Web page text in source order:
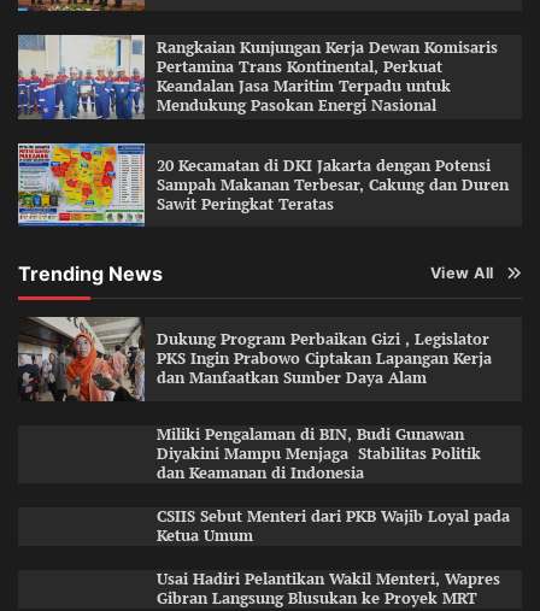
Rangkaian Kunjungan Kerja Dewan Komisaris
Pertamina Trans Kontinental, Perkuat
Keandalan Jasa Maritim Terpadu untuk
Mendukung Pasokan Energi Nasional
20 Kecamatan di DKI Jakarta dengan Potensi
Sampah Makanan Terbesar, Cakung dan Duren
Sawit Peringkat Teratas
Trending News View All
Dukung Program Perbaikan Gizi , Legislator
PKS Ingin Prabowo Ciptakan Lapangan Kerja
dan Manfaatkan Sumber Daya Alam
Miliki Pengalaman di BIN, Budi Gunawan
Diyakini Mampu Menjaga Stabilitas Politik
dan Keamanan di Indonesia
CSIIS Sebut Menteri dari PKB Wajib Loyal pada
Ketua Umum
Usai Hadiri Pelantikan Wakil Menteri, Wapres
Gibran Langsung Blusukan ke Proyek MRT